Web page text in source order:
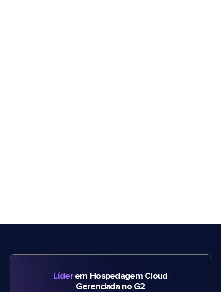
Líderem Hospedagem Cloud
Gerenciada no G2